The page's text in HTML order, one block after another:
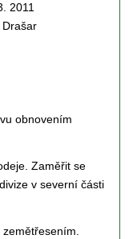
2011
Drašar
obnovením
Zaměřit se
v severní části